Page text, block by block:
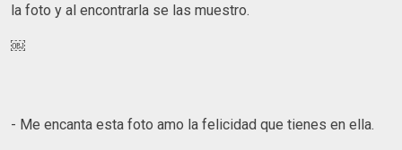
la foto y al encontrarla se las muestro.
￼
- Me encanta esta foto amo la felicidad que tienes en ella.